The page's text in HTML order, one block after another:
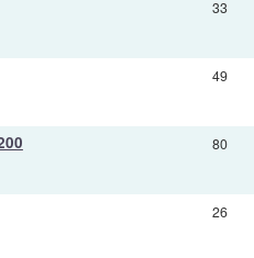
33
49
80
26